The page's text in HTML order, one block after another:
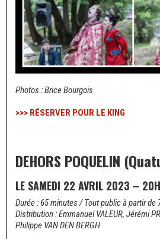
Photos : Brice Bourgois
>>> RÉSERVER POUR LE KING
DEHORS POQUELIN
LE SAMEDI 22 AVRIL 2023 – 20H
Durée : 65 minutes / Tout public à partir de
Distribution : Emmanuel VALEUR, Jérémi
Philippe VAN DEN BERGH